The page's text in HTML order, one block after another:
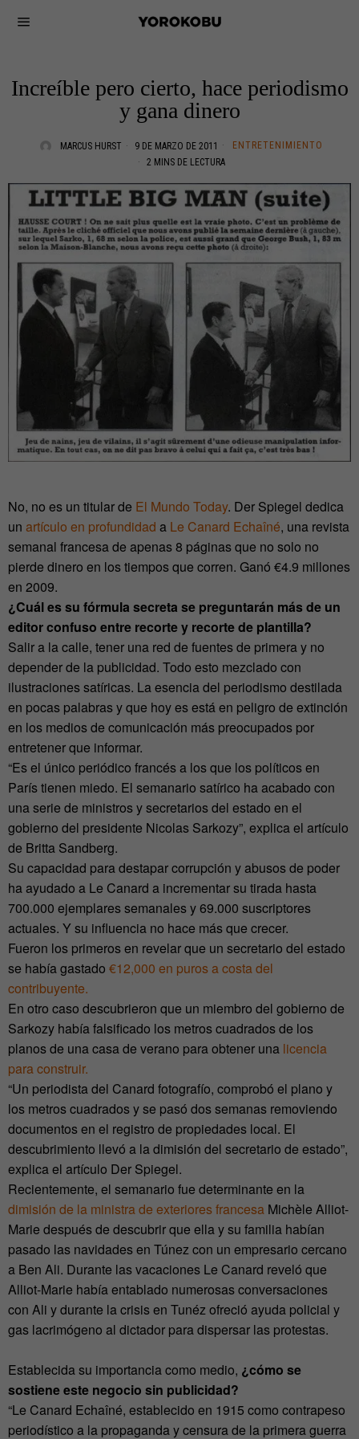
Increíble pero cierto, hace periodismo
y gana dinero
MARCUS HURST 9 DE MARZO DE 2011
ENTRETENIMIENTO
2 MINS DE LECTURA
No, no es un titular de El Mundo Today. Der Spiegel dedica
un artículo en profundidad a Le Canard Echaîné, una revista
semanal francesa de apenas 8 páginas que no solo no
pierde dinero en los tiempos que corren. Ganó €4.9 millones
en 2009.
¿Cuál es su fórmula secreta se preguntarán más de un
editor confuso entre recorte y recorte de plantilla?
Salir a la calle, tener una red de fuentes de primera y no
depender de la publicidad. Todo esto mezclado con
ilustraciones satíricas. La esencia del periodismo destilada
en pocas palabras y que hoy es está en peligro de extinción
en los medios de comunicación más preocupados por
entretener que informar.
“Es el único periódico francés a los que los políticos en
París tienen miedo. El semanario satírico ha acabado con
una serie de ministros y secretarios del estado en el
gobierno del presidente Nicolas Sarkozy”, explica el artículo
de Britta Sandberg.
Su capacidad para destapar corrupción y abusos de poder
ha ayudado a Le Canard a incrementar su tirada hasta
700.000 ejemplares semanales y 69.000 suscriptores
actuales. Y su influencia no hace más que crecer.
Fueron los primeros en revelar que un secretario del estado
se había gastado €12,000 en puros a costa del
contribuyente.
En otro caso descubrieron que un miembro del gobierno de
Sarkozy había falsificado los metros cuadrados de los
planos de una casa de verano para obtener una licencia
para construir.
“Un periodista del Canard fotografío, comprobó el plano y
los metros cuadrados y se pasó dos semanas removiendo
documentos en el registro de propiedades local. El
descubrimiento llevó a la dimisión del secretario de estado”,
explica el artículo Der Spiegel.
Recientemente, el semanario fue determinante en la
dimisión de la ministra de exteriores francesa Michèle Alliot-
Marie después de descubrir que ella y su familia habían
pasado las navidades en Túnez con un empresario cercano
a Ben Ali. Durante las vacaciones Le Canard reveló que
Alliot-Marie había entablado numerosas conversaciones
con Ali y durante la crisis en Tunéz ofreció ayuda policial y
gas lacrimógeno al dictador para dispersar las protestas.
Establecida su importancia como medio, ¿cómo se
sostiene este negocio sin publicidad?
“Le Canard Echaîné, establecido en 1915 como contrapeso
periodístico a la propaganda y censura de la primera guerra